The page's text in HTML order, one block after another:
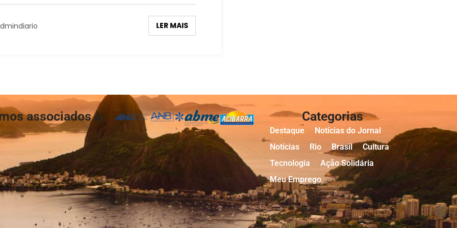
LER MAIS
associados à: Categorias
Destaque
Notícias do Jornal
Notícias
Rio Brasil
Cultura
Tecnologia
Ação Solidária
Meu Emprego